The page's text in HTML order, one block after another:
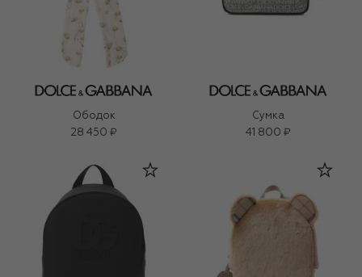
Ободок
28 450 ₽
Сумка
41 800 ₽